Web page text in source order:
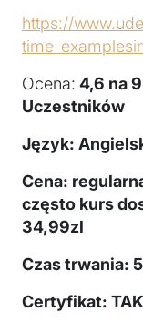
https://
time-
Ocena: 4,6 na
Uczestników
Język:
Cena:
często kurs
34,99zl
Czas trwania:
Certyfikat: TAK